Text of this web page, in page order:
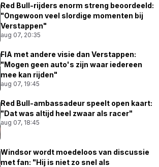
Red Bull-rijders enorm streng beoordeeld:
"Ongewoon veel slordige momenten bij
Verstappen"
aug 07, 20:35
FIA met andere visie dan Verstappen:
"Mogen geen auto's zijn waar iedereen
mee kan rijden"
aug 07, 19:45
Red Bull-ambassadeur speelt open kaart:
"Dat was altijd heel zwaar als racer"
aug 07, 18:45
Windsor wordt moedeloos van discussie
met fan: "Hij is niet zo snel als